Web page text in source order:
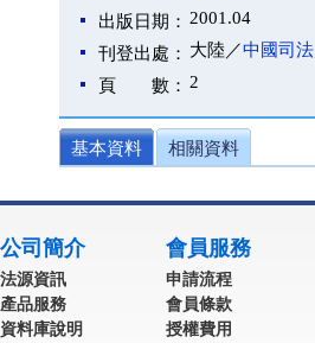
出版日期： 2001.04
刊登出處： 大陸／中國司法
頁 數： 2
基本資料 相關資料
公司簡介
法源資訊
產品服務
資料庫說明
會員服務
申請流程
會員條款
授權費用